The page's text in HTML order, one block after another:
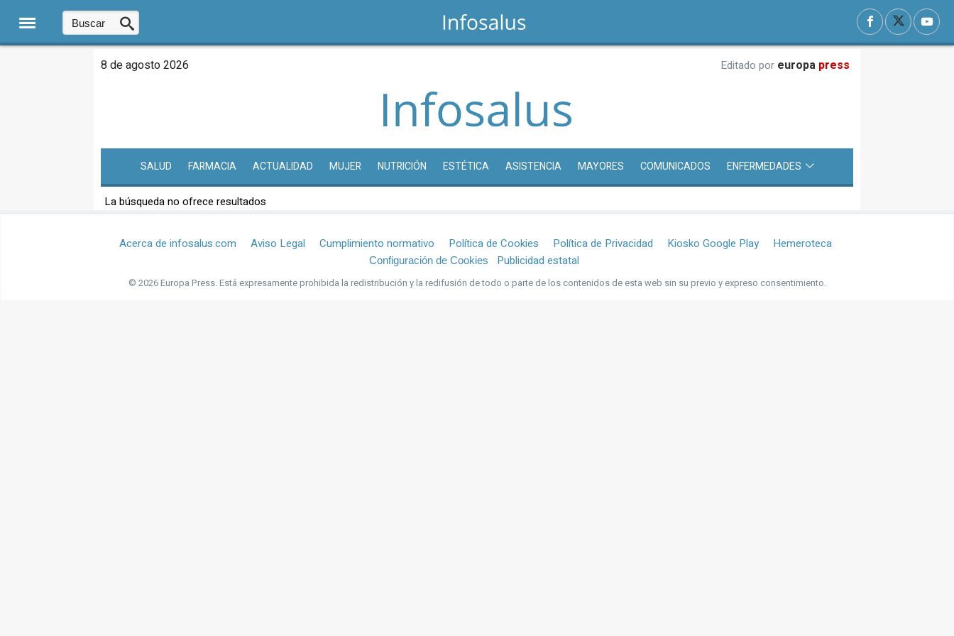
8 de agosto 2026 Editado por europa press
SALUD FARMACIA ACTUALIDAD MUJER NUTRICIÓN ESTÉTICA ASISTENCIA MAYORES COMUNICADOS ENFERMEDADES
La búsqueda no ofrece resultados
Acerca de infosalus.com Aviso Legal Cumplimiento normativo Política de Cookies Política de Privacidad Kiosko Google Play Hemeroteca
Configuración de Cookies Publicidad estatal
© 2026 Europa Press.Está expresamente prohibida la redistribución y la redifusión de todo o parte de los contenidos de esta web sin su previo y expreso consentimiento.